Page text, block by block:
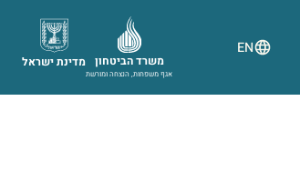
EN
מדינת ישראל משרד הביטחון
אגף משפחות, הנצחה ומורשת